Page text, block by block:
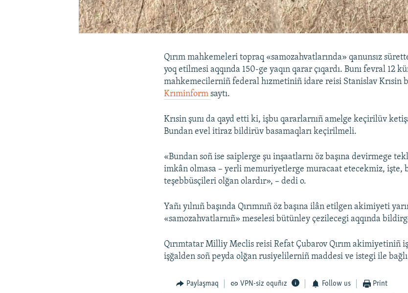
Qırım mahkemeleri topraq «samozahvatlarında» qanunsız
yoq etilmesi aqqında 150-ge yaqın qarar çıqardı. Bunı fevral 12
mahkemecilerniñ federal hızmetiniñ idare reisi Stanislav Krısin
Krıminformsaytı.
Krısin şunı da qayd etti ki, işbu qararlarnıñ amеlge keçirilüv
Bundan evel itiraz bildirüv basamaqları keçirilmeli.
«Bundan soñ ise saiplerge şu inşaatlarnı öz başına devirmege
imkân olmasa – yerli memuriyetlerge muracaat etecekmiz, işte,
teşebbüsçileri olğan olardır», – dedi o.
Yañı yılnıñ başında Qırımnıñ öz başına ilân etilgen akimiyeti
«samozahvatlarnıñ» meselesi bütünley çezilecegi aqqında
Qırımtatar Milliy Meclis reisi Refat Çubarov Qırım akimiyetiniñ
işğalden soñ peyda olğan rusiyelilerniñ maddesi ve istegi ile bağlı
Paylaşmaq VPN-siz oquñız Follow us Print